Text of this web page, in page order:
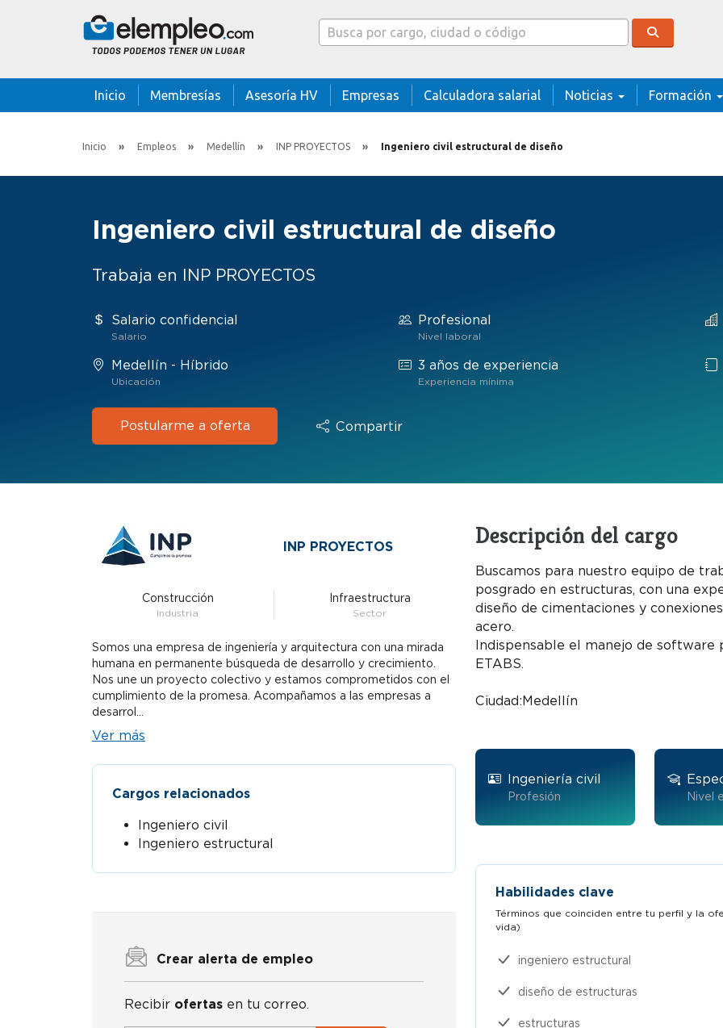
Caja buscador
Inicio Membresías Asesoría HV Empresas Calculadora salarial Noticias Formación
Inicio Empleos Medellín INP PROYECTOS Ingeniero civil estructural de diseño
Ingeniero civil estructural de diseño
Trabaja en INP PROYECTOS
Salario confidencial
Salario
Medellín - Híbrido
Ubicación
Profesional
Nivel laboral
3 años de experiencia
Experiencia mínima
Postularme a oferta Compartir
INP PROYECTOS
Construcción
Industria
Infraestructura
Sector
Somos una empresa de ingeniería y arquitectura con una mirada
humana en permanente búsqueda de desarrollo y crecimiento.
Nos une un proyecto colectivo y estamos comprometidos con el
cumplimiento de la promesa. Acompañamos a las empresas a
desarrol...
Ver más
Cargos relacionados
Ingeniero civil
Ingeniero estructural
Crear alerta de empleo
Recibir ofertas en tu correo.
Descripción del cargo
Buscamos para nuestro equipo de
posgrado en estructuras, con una
diseño de cimentaciones y
acero.
Indispensable el manejo de software
ETABS.
Ciudad: Medellín
Ingeniería civil
Profesión Nivel
Habilidades clave
Términos que coinciden entre tu perfil y la
vida)​
ingeniero estructural
diseño de estructuras
estructuras